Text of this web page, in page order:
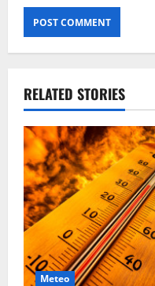
RELATED STORIES
Meteo